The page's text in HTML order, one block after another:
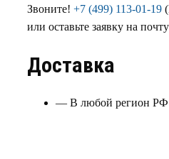
Звоните! +7 (499) 113-01-19
или оставьте заявку на почту
Доставка
— В любой регион РФ